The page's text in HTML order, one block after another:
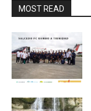
MOST READ